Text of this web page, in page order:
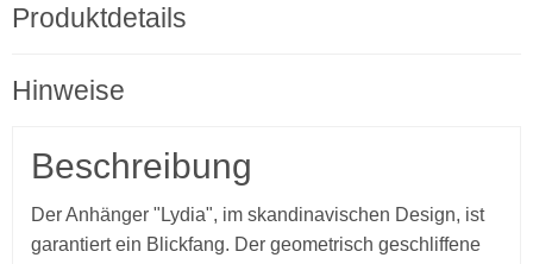
Produktdetails
Hinweise
Beschreibung
Der Anhänger "Lydia", im skandinavischen Design, ist
garantiert ein Blickfang. Der geometrisch geschliffene